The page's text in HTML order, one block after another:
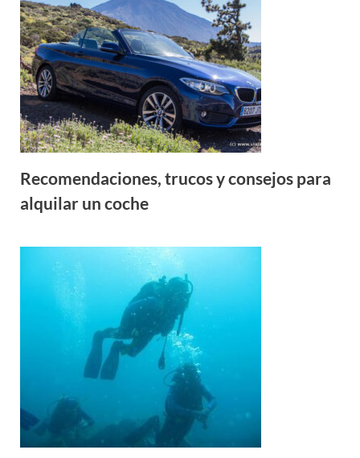
Recomendaciones, trucos y consejos para
alquilar un coche